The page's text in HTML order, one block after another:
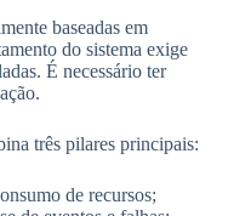
baseadas em
do sistema exige
É necessário ter
três pilares principais:
de recursos;